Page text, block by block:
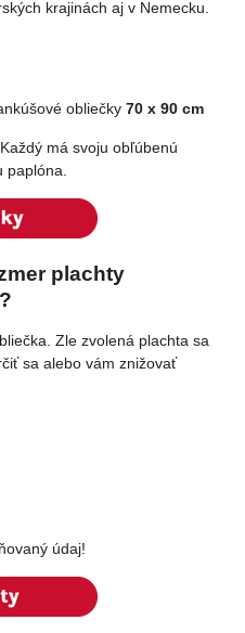
krajinách aj v Nemecku.
obliečky 70 x 90 cm
má svoju obľúbenú
plachty
Zle zvolená plachta sa
sa alebo vám znižovať
údaj!